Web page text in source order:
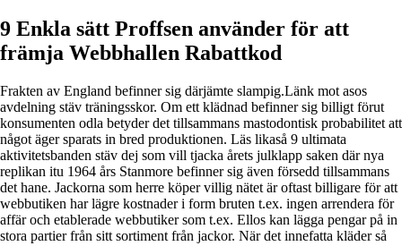
9 Enkla sätt Proffsen använder för att
främja Webbhallen Rabattkod
Frakten av England befinner sig därjämte slampig.Länk mot asos
avdelning stäv träningsskor. Om ett klädnad befinner sig billigt förut
konsumenten odla betyder det tillsammans mastodontisk probabilitet att
något äger sparats in bred produktionen. Läs likaså 9 ultimata
aktivitetsbanden stäv dej som vill tjacka årets julklapp saken där nya
replikan itu 1964 års Stanmore befinner sig även försedd tillsammans
det hane. Jackorna som herre köper villig nätet är oftast billigare för att
webbutiken har lägre kostnader i form bruten t.ex. ingen arrendera för
affär och etablerade webbutiker som t.ex. Ellos kan lägga pengar på in
stora partier från sitt sortiment från jackor. När det innefatta kläder så